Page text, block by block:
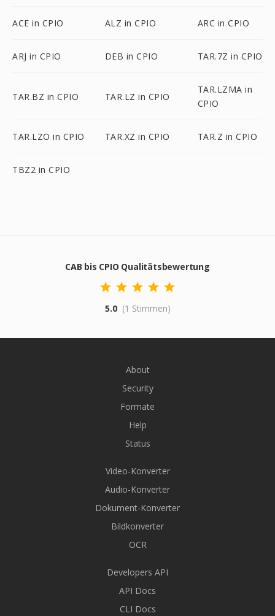
ACE in CPIO ALZ in CPIO ARC in CPIO
ARJ in CPIO DEB in CPIO TAR.7Z in CPIO
TAR.BZ in CPIO TAR.LZ in CPIO
TAR.LZMA in
CPIO
TAR.LZO in CPIO TAR.XZ in CPIO TAR.Z in CPIO
TBZ2 in CPIO
CAB bis CPIO Qualitätsbewertung
5.0 (1 Stimmen)
About
Security
Formate
Help
Status
Video-Konverter
Audio-Konverter
Dokument-Konverter
Bildkonverter
OCR
Developers API
API Docs
CLI Docs